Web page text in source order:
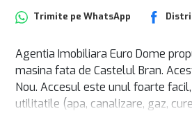
Trimite pe WhatsApp
Agentia Imobiliara Euro Dome
masina fata de Castelul Bran.
Nou. Accesul este unul foarte
utilitatile (apa, canalizare, gaz,